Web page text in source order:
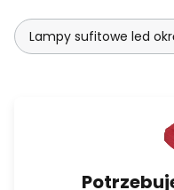
Lampy sufitowe led